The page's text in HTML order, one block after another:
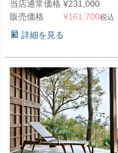
当店通常価格 ¥231,000
販売価格
¥161,700税込
詳細を見る